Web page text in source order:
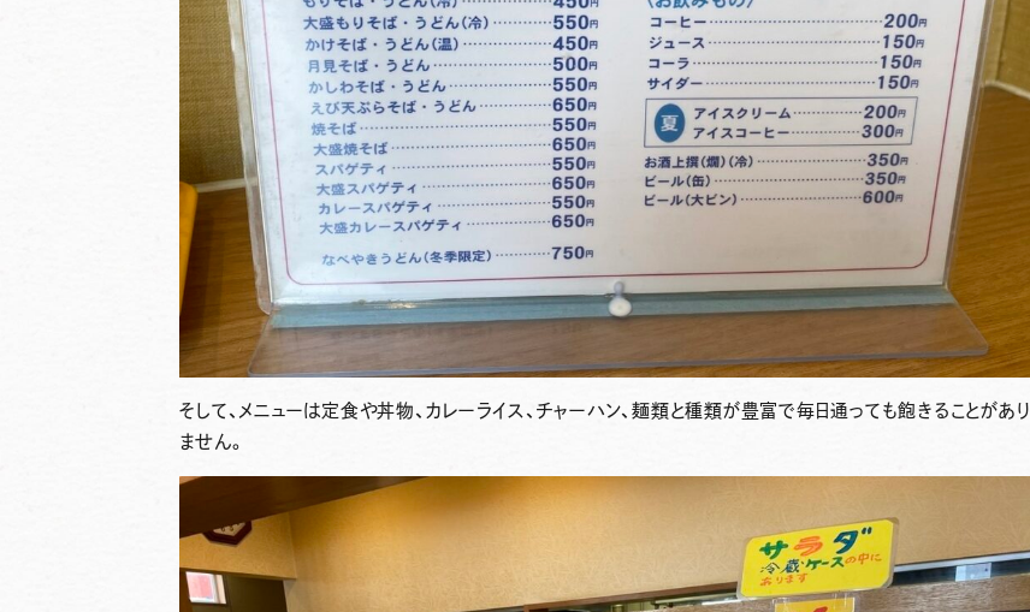
そして、メニューは定食や丼物、カレーライス、チャーハン、麺類と種類が豊富で毎日通っても飽きることがあり
ません。